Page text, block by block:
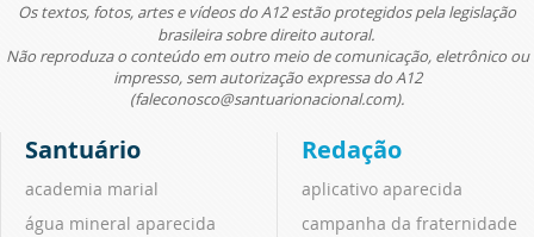
Os textos, fotos, artes e vídeos do A12 estão protegidos pela legislação
brasileira sobre direito autoral.
Não reproduza o conteúdo em outro meio de comunicação, eletrônico ou
impresso, sem autorização expressa do A12
(faleconosco@santuarionacional.com).
Santuário
academia marial
água mineral aparecida
Redação
aplicativo aparecida
campanha da fraternidade